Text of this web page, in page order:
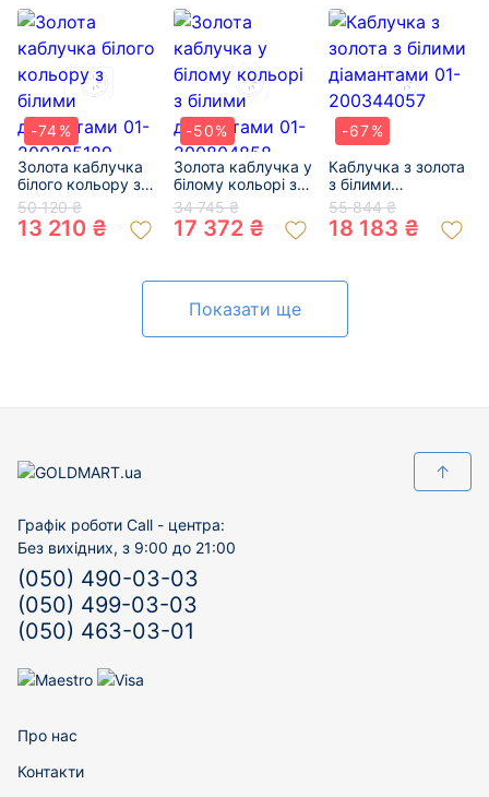
-74%
Золота каблучка
білого кольору з
білими діамантами
01-200295189
50 120 ₴
13 210 ₴
-50%
Золота каблучка у
білому кольорі з
білими діамантами
01-200804858
34 745 ₴
17 372 ₴
-67%
Каблучка з золота
з білими
діамантами 01-
200344057
55 844 ₴
18 183 ₴
Показати ще
↑
Графік роботи Call - центра:
Без вихідних, з 9:00 до 21:00
(050) 490-03-03
(050) 499-03-03
(050) 463-03-01
Про нас
Контакти